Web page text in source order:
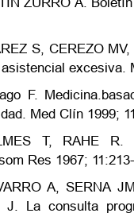
S, CEREZO
excesiva.
F.
Med Clín 1999;
T, RAHE R.
Res 1967;
A, SERNA
J. La consulta